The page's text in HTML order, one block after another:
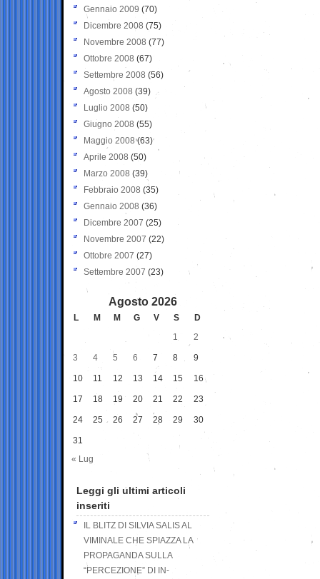
Gennaio 2009 (70)
Dicembre 2008 (75)
Novembre 2008 (77)
Ottobre 2008 (67)
Settembre 2008 (56)
Agosto 2008 (39)
Luglio 2008 (50)
Giugno 2008 (55)
Maggio 2008(63)
Aprile 2008 (50)
Marzo 2008 (39)
Febbraio 2008 (35)
Gennaio 2008 (36)
Dicembre 2007 (25)
Novembre 2007 (22)
Ottobre 2007 (27)
Settembre 2007 (23)
Agosto 2026
L M M G V S
D
1
2
3 4 5 6 7 8 9
10 11 12 13 14 15 16
17 18 19 20 21 22 23
24 25 26 27 28 29 30
31
« Lug
Leggi gli ultimi articoli
inseriti
IL BLITZ DI SILVIA SALIS AL
VIMINALE CHE SPIAZZA LA
PROPAGANDA SULLA
“PERCEZIONE” DI IN-